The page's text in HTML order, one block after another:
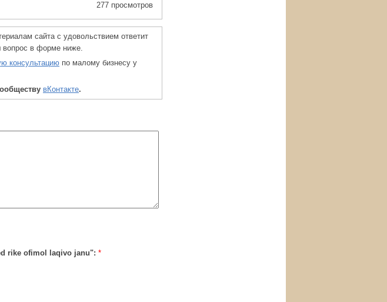
277 просмотров
сайта с удовольствием ответит
вопрос в форме ниже.
консультацию по малому бизнесу у
вКонтакте.
rike ofimol laqivo janu": *